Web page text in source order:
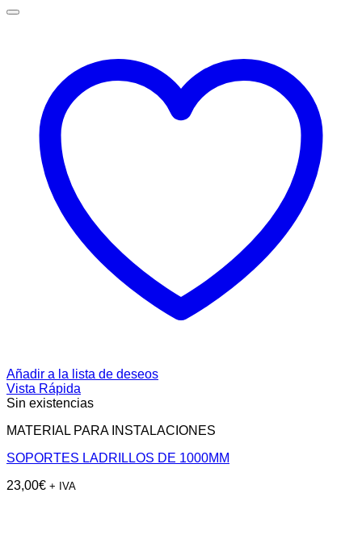
Añadir a la lista de deseos
Vista Rápida
Sin existencias
MATERIAL PARA INSTALACIONES
SOPORTES LADRILLOS DE 1000MM
23,00€ + IVA